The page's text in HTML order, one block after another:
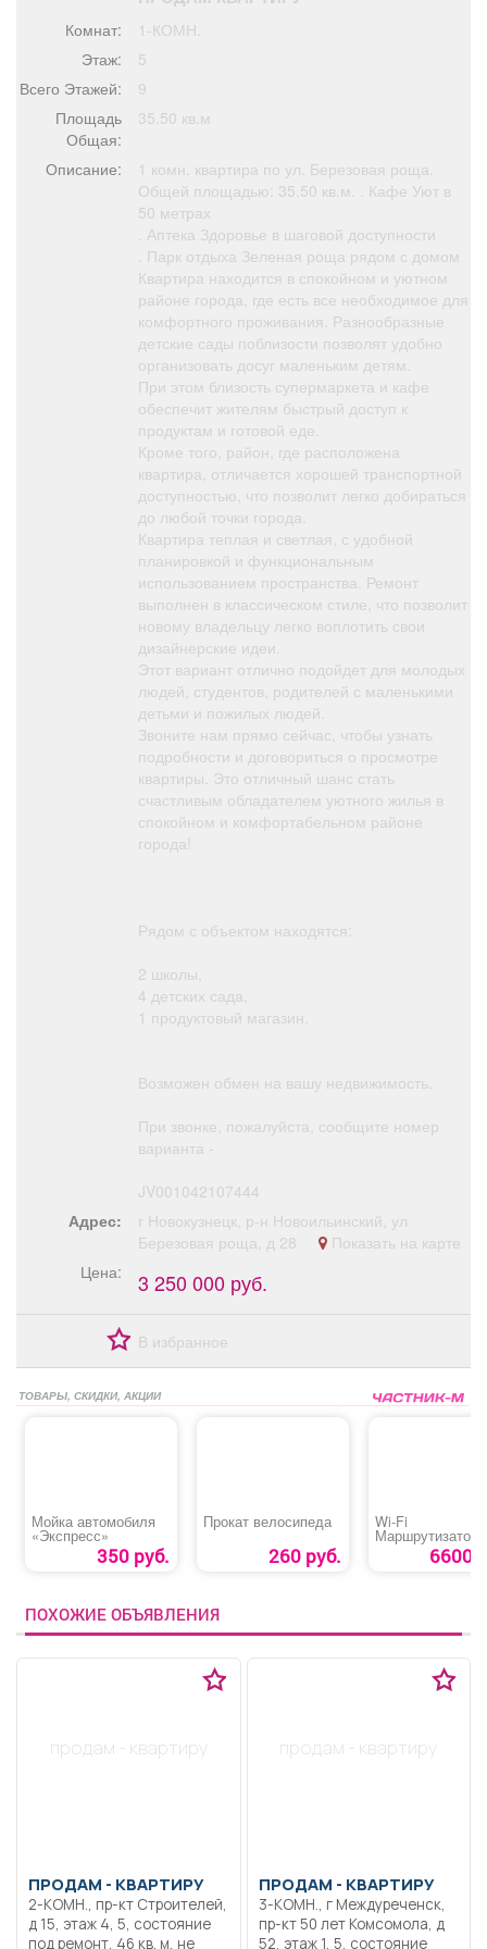
Обучение
Я - пенсионер
Комнат:
1-КОМН.
Этаж:
5
Всего Этажей:
9
Площадь
Общая:
35.50 кв.м
Описание:
1 комн. квартира по ул. Березовая роща.
Общей площадью: 35.50 кв.м. . Кафе Уют в
50 метрах
. Аптека Здоровье в шаговой доступности
. Парк отдыха Зеленая роща рядом с домом
Квартира находится в спокойном и уютном
районе города, где есть все необходимое для
комфортного проживания. Разнообразные
детские сады поблизости позволят удобно
организовать досуг маленьким детям.
При этом близость супермаркета и кафе
обеспечит жителям быстрый доступ к
продуктам и готовой еде.
Кроме того, район, где расположена
квартира, отличается хорошей транспортной
доступностью, что позволит легко добираться
до любой точки города.
Квартира теплая и светлая, с удобной
планировкой и функциональным
использованием пространства. Ремонт
выполнен в классическом стиле, что позволит
новому владельцу легко воплотить свои
дизайнерские идеи.
Этот вариант отлично подойдет для молодых
людей, студентов, родителей с маленькими
детьми и пожилых людей.
Звоните нам прямо сейчас, чтобы узнать
подробности и договориться о просмотре
квартиры. Это отличный шанс стать
счастливым обладателем уютного жилья в
спокойном и комфортабельном районе
города!
Рядом с объектом находятся:
2 школы,
4 детских сада,
1 продуктовый магазин.
Возможен обмен на вашу недвижимость.
При звонке, пожалуйста, сообщите номер
варианта -
JV001042107444
Адрес:
г Новокузнецк, р-н Новоильинский, ул
Березовая роща, д 28
Показать на карте
Цена:
3 250 000 руб.
В избранное
ТОВАРЫ, СКИДКИ, АКЦИИ
Мойка автомобиля
«Экспресс»
350 руб.
Прокат велосипеда
260 руб.
Wi-Fi
Маршрутизатор
5 ГГц 6600
ПОХОЖИЕ ОБЪЯВЛЕНИЯ
продам - квартиру
ПРОДАМ - КВАРТИРУ
2-КОМН., пр-кт Строителей,
д 15, этаж 4, 5, состояние
под ремонт, 46 кв. м, не
продам - квартиру
ПРОДАМ - КВАРТИРУ
3-КОМН., г Междуреченск,
пр-кт 50 лет Комсомола, д
52, этаж 1, 5, состояние